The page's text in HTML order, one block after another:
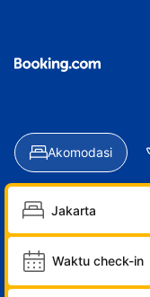
Akomodasi
Waktu check-in